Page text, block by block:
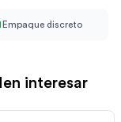
Empaque discreto
interesar